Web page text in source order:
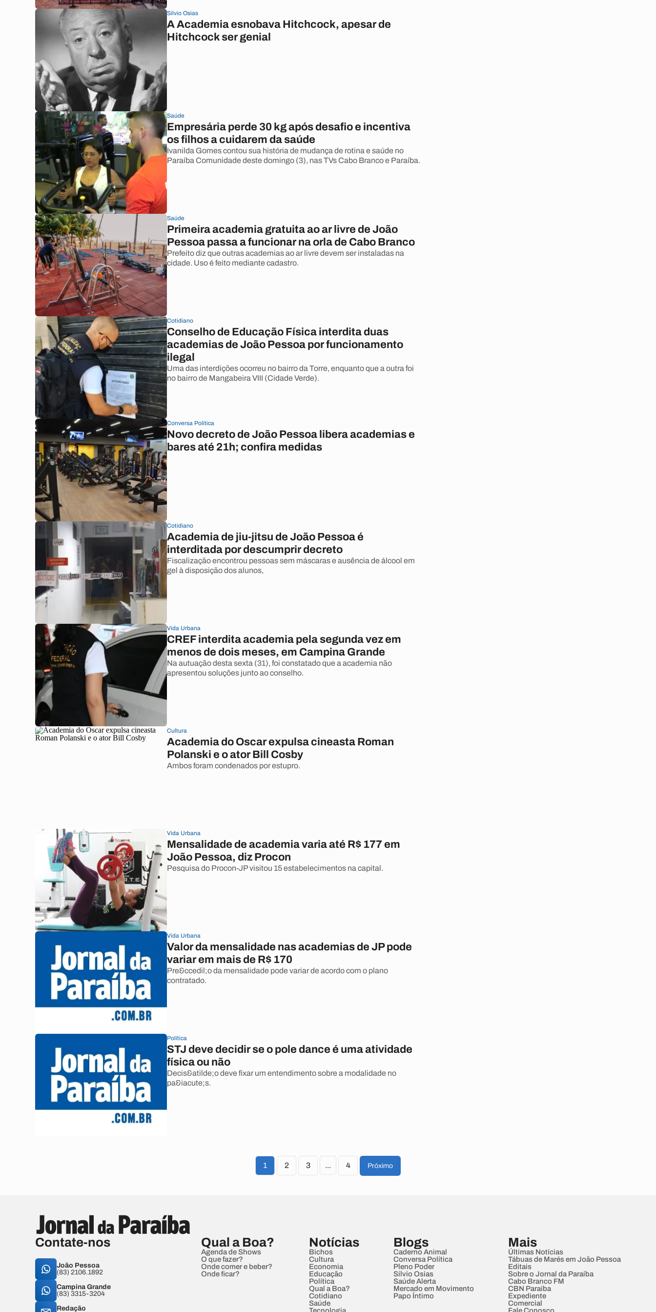
Silvio Osias
A Academia esnobava Hitchcock, apesar de
Hitchcock ser genial
Saúde
Empresária perde 30 kg após desafio e incentiva
os filhos a cuidarem da saúde
Ivanilda Gomes contou sua história de mudança de rotina e saúde no
Paraíba Comunidade deste domingo (3), nas TVs Cabo Branco e Paraíba.
Saúde
Primeira academia gratuita ao ar livre de João
Pessoa passa a funcionar na orla de Cabo Branco
Prefeito diz que outras academias ao ar livre devem ser instaladas na
cidade. Uso é feito mediante cadastro.
Cotidiano
Conselho de Educação Física interdita duas
academias de João Pessoa por funcionamento
ilegal
Uma das interdições ocorreu no bairro da Torre, enquanto que a outra foi
no bairro de Mangabeira VIII (Cidade Verde).
Conversa Política
Novo decreto de João Pessoa libera academias e
bares até 21h; confira medidas
Cotidiano
Academia de jiu-jitsu de João Pessoa é
interditada por descumprir decreto
Fiscalização encontrou pessoas sem máscaras e ausência de álcool em
gel à disposição dos alunos,
Vida Urbana
CREF interdita academia pela segunda vez em
menos de dois meses, em Campina Grande
Na autuação desta sexta (31), foi constatado que a academia não
apresentou soluções junto ao conselho.
Cultura
Academia do Oscar expulsa cineasta Roman
Polanski e o ator Bill Cosby
Ambos foram condenados por estupro.
Vida Urbana
Mensalidade de academia varia até R$ 177 em
João Pessoa, diz Procon
Pesquisa do Procon-JP visitou 15 estabelecimentos na capital.
Vida Urbana
Valor da mensalidade nas academias de JP pode
variar em mais de R$ 170
Pre&ccedil;o da mensalidade pode variar de acordo com o plano
contratado.
Política
STJ deve decidir se o pole dance é uma atividade
física ou não
Decis&atilde;o deve fixar um entendimento sobre a modalidade no
pa&iacute;s.
1 2 3 ... 4 Próximo
Contate-nos
João Pessoa
(83) 2106.1892
Campina Grande
(83) 3315-3204
Redação
Qual a Boa?
Agenda de Shows
O que fazer?
Onde comer e beber?
Onde ficar?
Notícias
Bichos
Cultura
Economia
Educação
Política
Qual a Boa?
Cotidiano
Saúde
Blogs
Caderno Animal
Conversa Política
Pleno Poder
Sílvio Osias
Saúde Alerta
Mercado em Movimento
Papo Íntimo
Mais
Últimas Notícias
Tábuas de Marés em João Pessoa
Editais
Sobre o Jornal da Paraíba
Cabo Branco FM
CBN Paraíba
Expediente
Comercial